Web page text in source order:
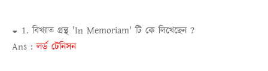
◒ 1. বিখ্যাত গ্রন্থ 'In Memoriam' টি কে লিখেছেন ?
Ans : লর্ড টেনিসন